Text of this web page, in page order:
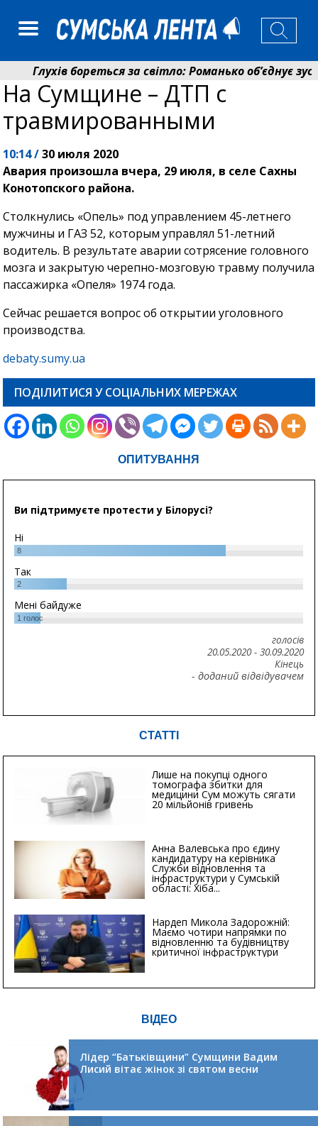
Глухів бореться за світло: Романько об’єднує
Пенсійний фонд Сумщини спрямував 0,2 млрд грн
На Сумщине – ДТП с
травмированными
10:14 /30 июля 2020
Авария произошла вчера, 29 июля, в селе Сахны
Конотопского района.
Столкнулись «Опель» под управлением 45-летнего
мужчины и ГАЗ 52, которым управлял 51-летний
водитель. В результате аварии сотрясение головного
мозга и закрытую черепно-мозговую травму получила
пассажирка «Опеля» 1974 года.
Сейчас решается вопрос об открытии уголовного
производства.
debaty.sumy.ua
ПОДІЛИТИСЯ У СОЦІАЛЬНИХ МЕРЕЖАХ
ОПИТУВАННЯ
Ви підтримуєте протести у Білорусі?
Ні
8
Так
2
Мені байдуже
1 голос
голосів
20.05.2020- 30.09.2020
Кінець
- доданий відвідувачем
СТАТТІ
Лише на покупці одного
томографа збитки для
медицини Сум можуть сягати
20 мільйонів гривень
Анна Валевська про єдину
кандидатуру на керівника
Служби відновлення та
інфраструктури у Сумській
області: Хіба...
Нардеп Микола Задорожній:
Маємо чотири напрямки по
відновленню та будівництву
критичної інфраструктури
ВІДЕО
Лідер “Батьківщини” Сумщини Вадим
Лисий вітає жінок зі святом весни